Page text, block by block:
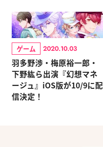
ゲーム 2020.10.03
羽多野渉・梅原裕一郎・
下野紘ら出演『幻想マネ
ージュ』iOS版が10/9に配
信決定！